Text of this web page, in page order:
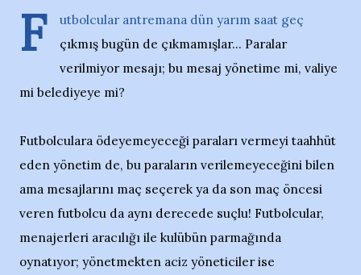
F
utbolcular antremana dün yarım saat geç
çıkmış bugün de çıkmamışlar... Paralar
verilmiyor mesajı; bu mesaj yönetime mi, valiye
mi belediyeye mi?
Futbolculara ödeyemeyeceği paraları vermeyi taahhüt
eden yönetim de, bu paraların verilemeyeceğini bilen
ama mesajlarını maç seçerek ya da son maç öncesi
veren futbolcu da aynı derecede suçlu! Futbolcular,
menajerleri aracılığı ile kulübün parmağında
oynatıyor; yönetmekten aciz yöneticiler ise